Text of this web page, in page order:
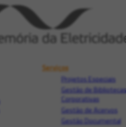
Serviços
Projetos Especiais
Gestão de Bibliotecas
Corporativas
Gestão de Acervos
Gestão Documental